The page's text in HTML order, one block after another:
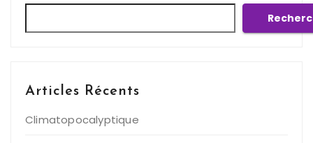
Articles Récents
Climatopocalyptique